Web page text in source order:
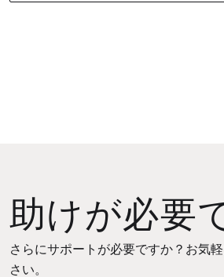
助けが必要
さらにサポートが必要ですか？お気
さい。